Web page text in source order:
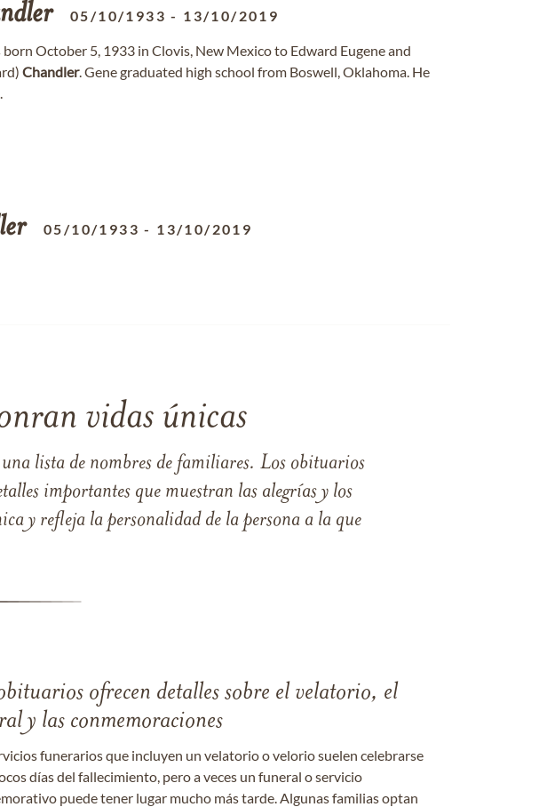
05/10/1933 - 13/10/2019
October 5, 1933 in Clovis, New Mexico to Edward Eugene and
Chandler. Gene graduated high school from Boswell, Oklahoma. He
05/10/1933 - 13/10/2019
vidas únicas
lista de nombres de familiares. Los obituarios
importantes que muestran las alegrías y los
y refleja la personalidad de la persona a la que
ofrecen detalles sobre el velatorio, el
y las conmemoraciones
funerarios que incluyen un velatorio o velorio suelen celebrarse
días del fallecimiento, pero a veces un funeral o servicio
puede tener lugar mucho más tarde. Algunas familias optan